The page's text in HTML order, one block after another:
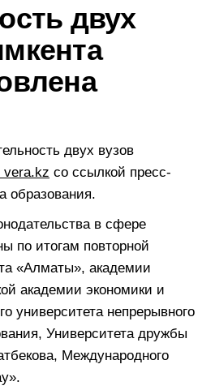
двух
двух вузов
vera.kz со ссылкой пресс-
образования.
в сфере
по итогам повторной
«Алматы», академии
академии экономики и
университета непрерывного
Университета дружбы
Международного